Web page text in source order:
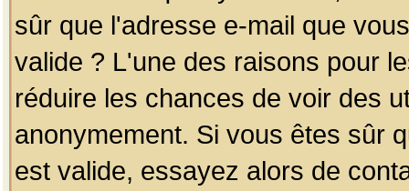
sûr que l'adresse e-mail que
valide ? L'une des raisons pour
réduire les chances de voir des
anonymement. Si vous êtes sûr
est valide, essayez alors de